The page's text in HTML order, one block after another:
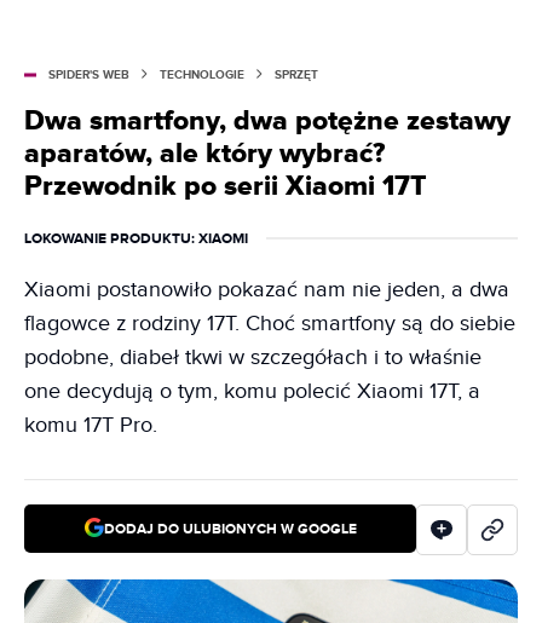
SPIDER'S WEB TECHNOLOGIE SPRZĘT
Dwa smartfony, dwa potężne zestawy
aparatów, ale który wybrać?
Przewodnik po serii Xiaomi 17T
LOKOWANIE PRODUKTU: XIAOMI
Xiaomi postanowiło pokazać nam nie jeden, a dwa
flagowce z rodziny 17T. Choć smartfony są do siebie
podobne, diabeł tkwi w szczegółach i to właśnie
one decydują o tym, komu polecić Xiaomi 17T, a
komu 17T Pro.
DODAJ DO ULUBIONYCH W GOOGLE